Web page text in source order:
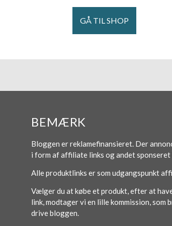
GÅ TIL SHOP
BEMÆRK
Bloggen er reklamefinansieret. Der
i form af affiliate links og andet sponseret
Alle produktlinks er som udgangspunkt
Vælger du at købe et produkt, efter at
link, modtager vi en lille kommission, som
drive bloggen.